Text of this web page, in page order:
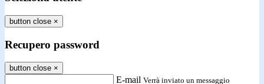
button close ×
Recupero password
button close ×
E-mail Verrà inviato un messaggio